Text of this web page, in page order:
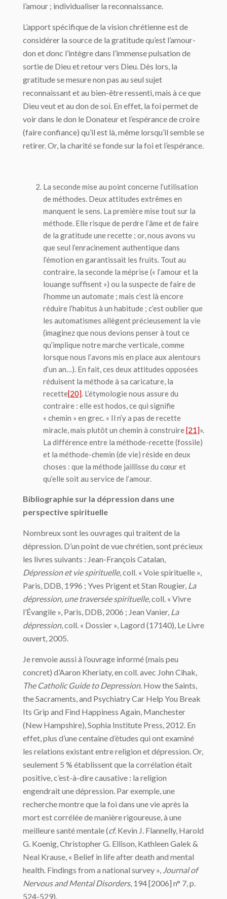
l’amour ; individualiser la reconnaissance.
L’apport spécifique de la vision chrétienne est de
considérer la source de la gratitude qu’est l’amour-
don et donc l’intègre dans l’immense pulsation de
sortie de Dieu et retour vers Dieu. Dès lors, la
gratitude se mesure non pas au seul sujet
reconnaissant et au bien-être ressenti, mais à ce que
Dieu veut et au don de soi. En effet, la foi permet de
voir dans le don le Donateur et l’espérance de croire
(faire confiance) qu’il est là, même lorsqu’il semble se
retirer. Or, la charité se fonde sur la foi et l’espérance.
La seconde mise au point concerne l’utilisation
de méthodes. Deux attitudes extrêmes en
manquent le sens. La première mise tout sur la
méthode. Elle risque de perdre l’âme et de faire
de la gratitude une recette ; or, nous avons vu
que seul l’enracinement authentique dans
l’émotion en garantissait les fruits. Tout au
contraire, la seconde la méprise (« l’amour et la
louange suffisent ») ou la suspecte de faire de
l’homme un automate ; mais c’est là encore
réduire l’habitus à un habitude ; c’est oublier que
les automatismes allègent précieusement la vie
(imaginez que nous devions penser à tout ce
qu’implique notre marche verticale, comme
lorsque nous l’avons mis en place aux alentours
d’un an…). En fait, ces deux attitudes opposées
réduisent la méthode à sa caricature, la
recette[20]. L’étymologie nous assure du
contraire : elle esthodos, ce qui signifie
« chemin » en grec. « Il n’y a pas de recette
miracle, mais plutôt un chemin à construire[21]».
La différence entre la méthode-recette (fossile)
et la méthode-chemin (de vie) réside en deux
choses : que la méthode jaillisse du cœur et
qu’elle soit au service de l’amour.
Bibliographie sur la dépression dans une
perspective spirituelle
Nombreux sont les ouvrages qui traitent de la
dépression. D’un point de vue chrétien, sont précieux
les livres suivants : Jean-François Catalan,
Dépression et vie spirituelle, coll. « Voie spirituelle »,
Paris, DDB, 1996 ; Yves Prigent et Stan Rougier, La
dépression, une traversée spirituelle, coll. « Vivre
l’Évangile », Paris, DDB, 2006 ; Jean Vanier, La
dépression, coll. « Dossier », Lagord (17140), Le Livre
ouvert, 2005.
Je renvoie aussi à l’ouvrage informé (mais peu
concret) d’Aaron Kheriaty, en coll. avec John Cihak,
The Catholic Guide to Depression. How the Saints,
the Sacraments, and Psychiatry Car Help You Break
Its Grip and Find Happiness Again, Manchester
(New Hampshire), Sophia Institute Press, 2012. En
effet, plus d’une centaine d’études qui ont examiné
les relations existant entre religion et dépression. Or,
seulement 5 % établissent que la corrélation était
positive, c’est-à-dire causative : la religion
engendrait une dépression. Par exemple, une
recherche montre que la foi dans une vie après la
mort est corrélée de manière rigoureuse, à une
meilleure santé mentale (cf. Kevin J. Flannelly, Harold
G. Koenig, Christopher G. Ellison, Kathleen Galek &
Neal Krause, « Belief in life after death and mental
health. Findings from a national survey », Journal of
Nervous and Mental Disorders, 194 [2006] n° 7, p.
524-529).